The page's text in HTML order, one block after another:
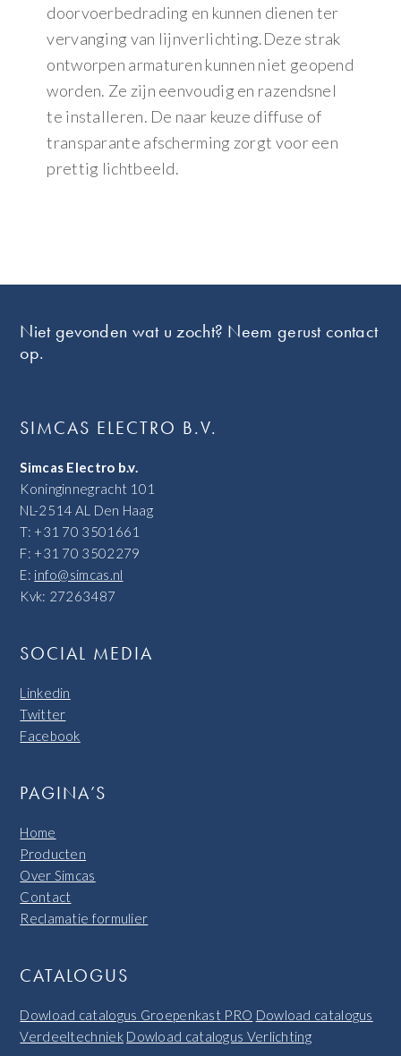
doorvoerbedrading en kunnen dienen ter
vervanging van lijnverlichting.Deze strak
ontworpen armaturen kunnen niet geopend
worden. Ze zijn eenvoudig en razendsnel
te installeren. De naar keuze diffuse of
transparante afscherming zorgt voor een
prettig lichtbeeld.
Niet gevonden wat u zocht? Neem gerust contact
op.
SIMCAS ELECTRO B.V.
Simcas Electro b.v.
Koninginnegracht 101
NL-2514 AL Den Haag
T: +31 70 3501661
F: +31 70 3502279
E: info@simcas.nl
Kvk: 27263487
SOCIAL MEDIA
Linkedin
Twitter
Facebook
PAGINA’S
Home
Producten
Over Simcas
Contact
Reclamatie formulier
CATALOGUS
Dowload catalogus Groepenkast PRO Dowload catalogus
Verdeeltechniek Dowload catalogus Verlichting